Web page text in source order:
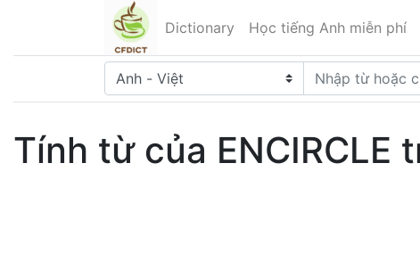
Dictionary Học tiếng Anh miễn phí
Tính từ của